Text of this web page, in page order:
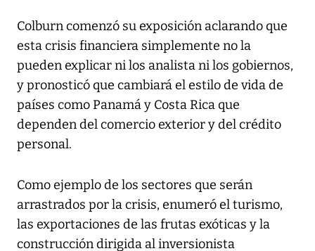
Colburn comenzó su exposición aclarando que
esta crisis financiera simplemente no la
pueden explicar ni los analista ni los gobiernos,
y pronosticó que cambiará el estilo de vida de
países como Panamá y Costa Rica que
dependen del comercio exterior y del crédito
personal.
Como ejemplo de los sectores que serán
arrastrados por la crisis, enumeró el turismo,
las exportaciones de las frutas exóticas y la
construcción dirigida al inversionista